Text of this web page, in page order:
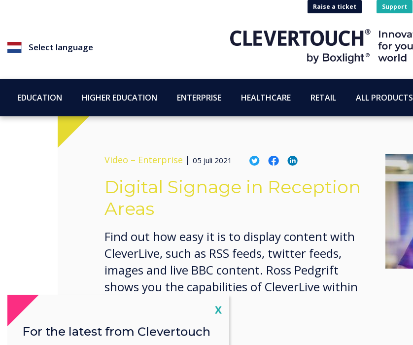
Select language
Raise a ticket Support
EDUCATION HIGHER EDUCATION ENTERPRISE HEALTHCARE RETAIL ALL PRODUCTS
Video – Enterprise | 05 juli 2021
Digital Signage in Reception
Areas
Find out how easy it is to display content with
CleverLive, such as RSS feeds, twitter feeds,
images and live BBC content. Ross Pedgrift
shows you the capabilities of CleverLive within
your reception area.Close
X
For the latest from Clevertouch